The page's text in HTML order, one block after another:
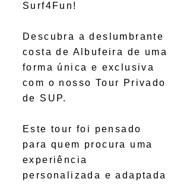
Surf4Fun!
Descubra a deslumbrante
costa de Albufeira de uma
forma única e exclusiva
com o nosso Tour Privado
de SUP.
Este tour foi pensado
para quem procura uma
experiência
personalizada e adaptada